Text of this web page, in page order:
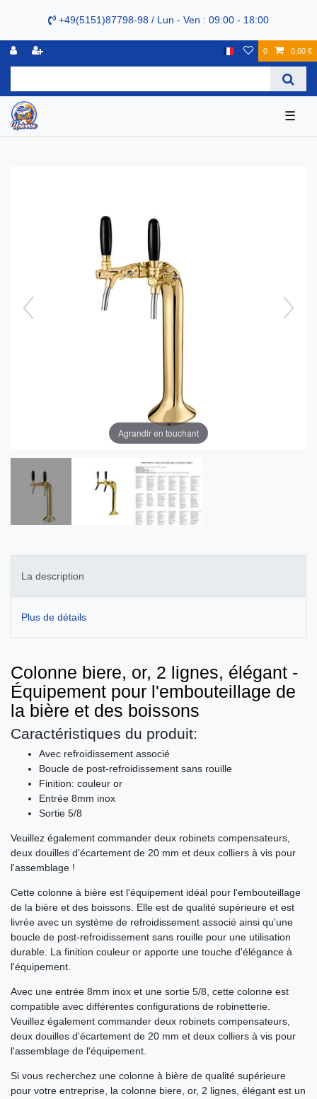
+49(5151)87798-98 / Lun - Ven : 09:00 - 18:00
0 0,00 €
☰
Agrandir en touchant
La description
Plus de détails
Colonne biere, or, 2 lignes, élégant -
Équipement pour l'embouteillage de
la bière et des boissons
Caractéristiques du produit:
Avec refroidissement associé
Boucle de post-refroidissement sans rouille
Finition: couleur or
Entrée 8mm inox
Sortie 5/8
Veuillez également commander deux robinets compensateurs,
deux douilles d'écartement de 20 mm et deux colliers à vis pour
l'assemblage !
Cette colonne à bière est l'équipement idéal pour l'embouteillage
de la bière et des boissons. Elle est de qualité supérieure et est
livrée avec un système de refroidissement associé ainsi qu'une
boucle de post-refroidissement sans rouille pour une utilisation
durable. La finition couleur or apporte une touche d'élégance à
l'équipement.
Avec une entrée 8mm inox et une sortie 5/8, cette colonne est
compatible avec différentes configurations de robinetterie.
Veuillez également commander deux robinets compensateurs,
deux douilles d'écartement de 20 mm et deux colliers à vis pour
l'assemblage de l'équipement.
Si vous recherchez une colonne à bière de qualité supérieure
pour votre entreprise, la colonne biere, or, 2 lignes, élégant est un